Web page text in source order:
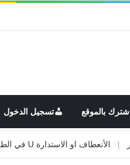
اشترك بالموقع تسجيل الدخول
الأنعطاف او الاستدارة U في الطريق